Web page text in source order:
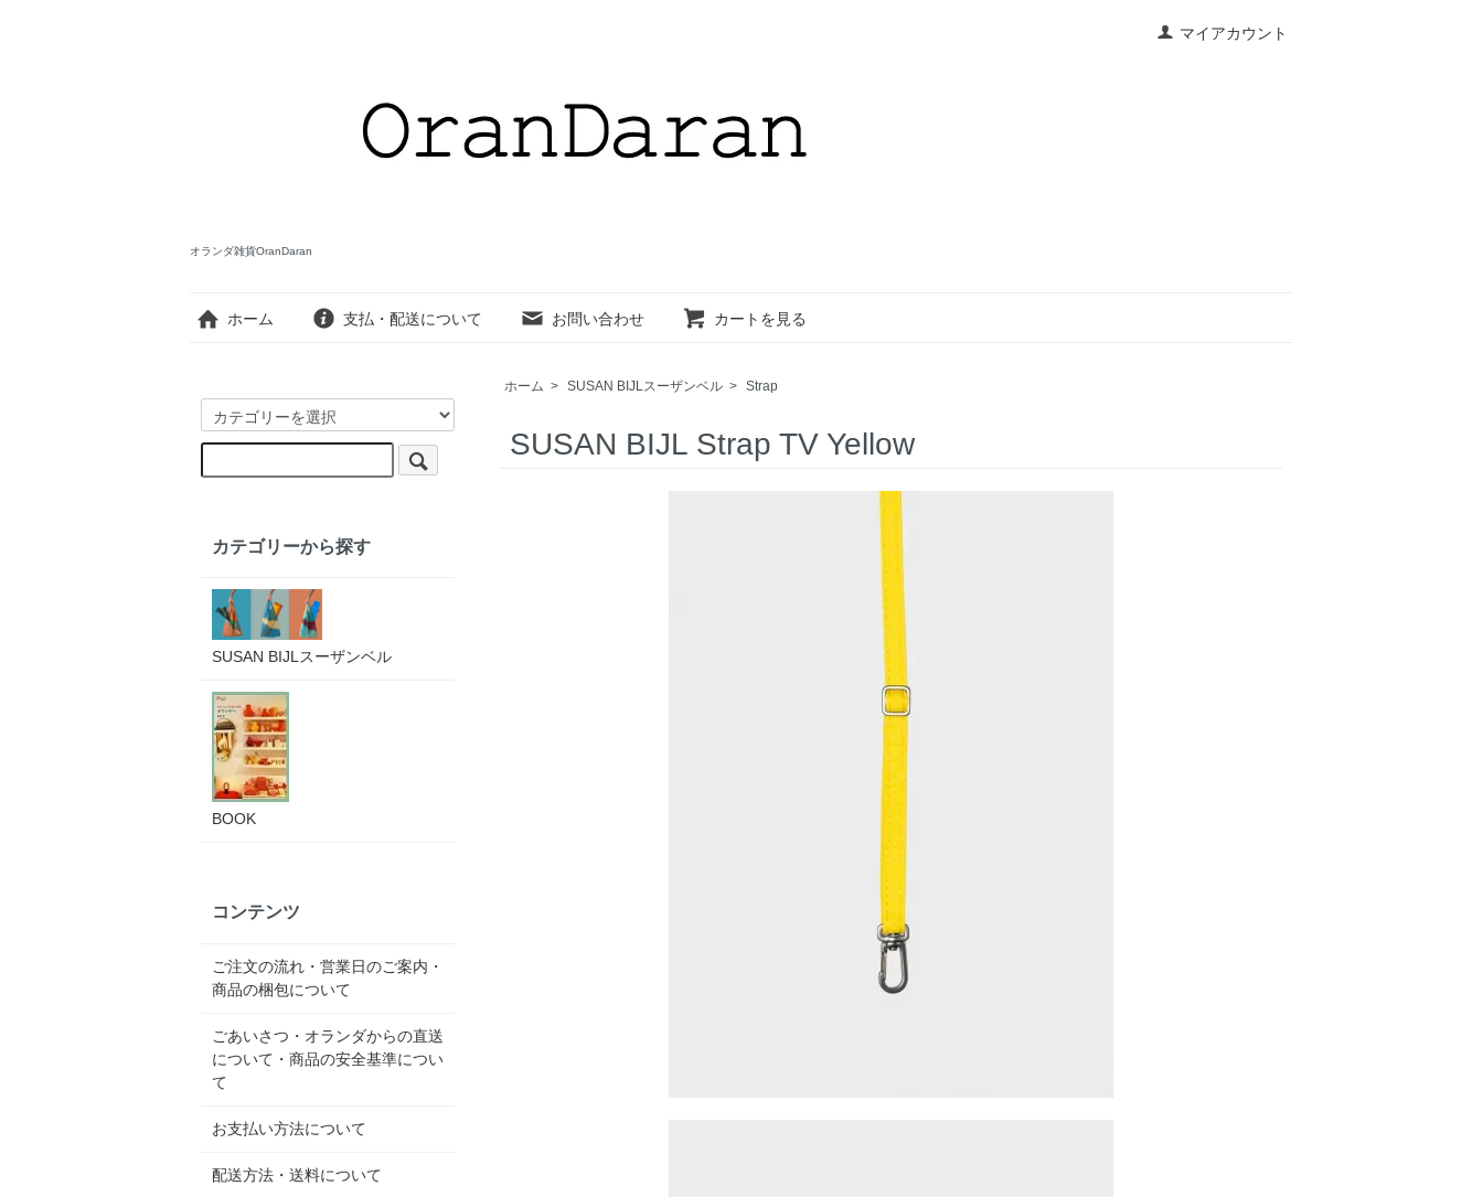
マイアカウント
オランダ雑貨OranDaran
ホーム 支払・配送について お問い合わせ カートを見る
ホーム > SUSAN BIJLスーザンベル > Strap
SUSAN BIJL Strap TV Yellow
カテゴリーから探す
SUSAN BIJLスーザンベル
BOOK
コンテンツ
ご注文の流れ・営業日のご案内・
商品の梱包について
ごあいさつ・オランダからの直送
について・商品の安全基準につい
て
お支払い方法について
配送方法・送料について